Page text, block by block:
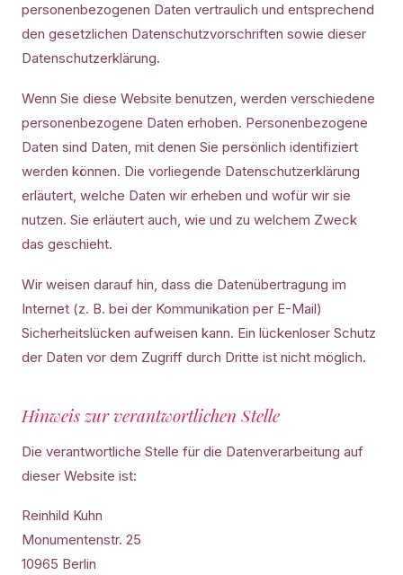
personenbezogenen Daten vertraulich und entsprechend
den gesetzlichen Datenschutzvorschriften sowie dieser
Datenschutzerklärung.
Wenn Sie diese Website benutzen, werden verschiedene
personenbezogene Daten erhoben. Personenbezogene
Daten sind Daten, mit denen Sie persönlich identifiziert
werden können. Die vorliegende Datenschutzerklärung
erläutert, welche Daten wir erheben und wofür wir sie
nutzen. Sie erläutert auch, wie und zu welchem Zweck
das geschieht.
Wir weisen darauf hin, dass die Datenübertragung im
Internet (z. B. bei der Kommunikation per E-Mail)
Sicherheitslücken aufweisen kann. Ein lückenloser Schutz
der Daten vor dem Zugriff durch Dritte ist nicht möglich.
Hinweis zur verantwortlichen Stelle
Die verantwortliche Stelle für die Datenverarbeitung auf
dieser Website ist:
Reinhild Kuhn
Monumentenstr. 25
10965 Berlin